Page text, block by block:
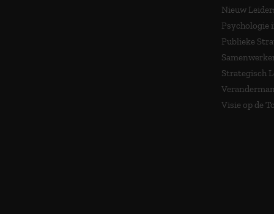
Nieuw
Psychologie
Publieke
Strategisch
Visie op de